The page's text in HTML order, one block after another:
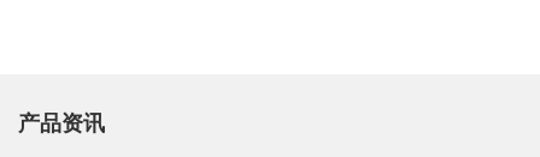
产品资讯